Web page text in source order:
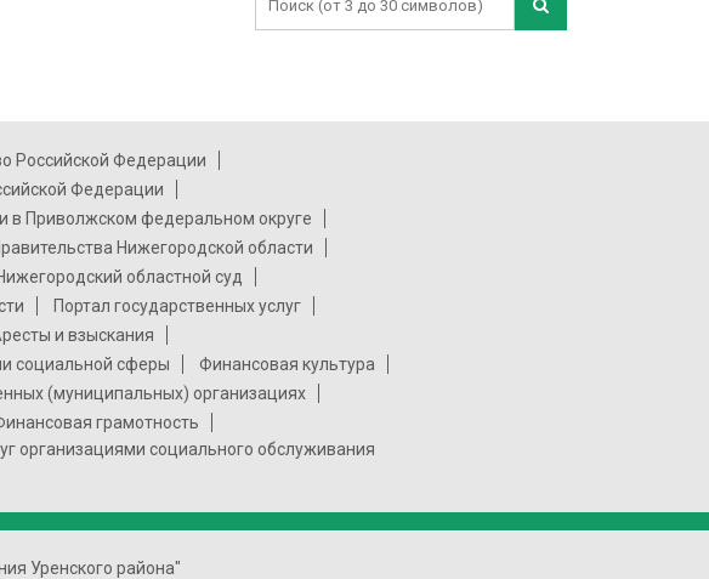
Российской Федерации
Федерации
в Приволжском федеральном округе
Нижегородской области
областной суд
Портал государственных услуг
и взыскания
социальной сферы
Финансовая культура
(муниципальных) организациях
грамотность
организациями социального обслуживания
Уренского района"